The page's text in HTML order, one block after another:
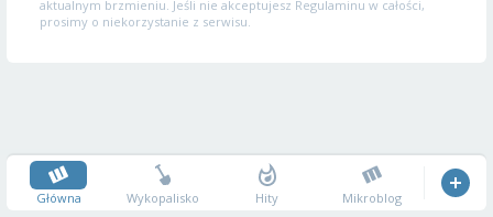
aktualnym brzmieniu. Jeśli nie akceptujesz Regulaminu w całości,
prosimy o niekorzystanie z serwisu.
Główna Wykopalisko Hity Mikroblog